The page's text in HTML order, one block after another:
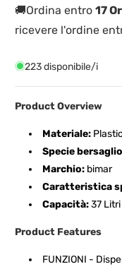
collegabile
tramite
WiFi
tramite
WiFi
🚚Ordina entro 17
ricevere l'ordine
223 disponibile/i
Product Overview
Materiale:
Specie
Marchio: bimar
Caratteristica
Capacità:37 Litri
Product Features
FUNZIONI -